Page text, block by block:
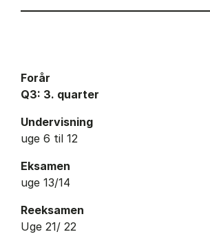
Forår
Q3: 3. quarter
Undervisning
uge 6 til 12
Eksamen
uge 13/14
Reeksamen
Uge 21/ 22